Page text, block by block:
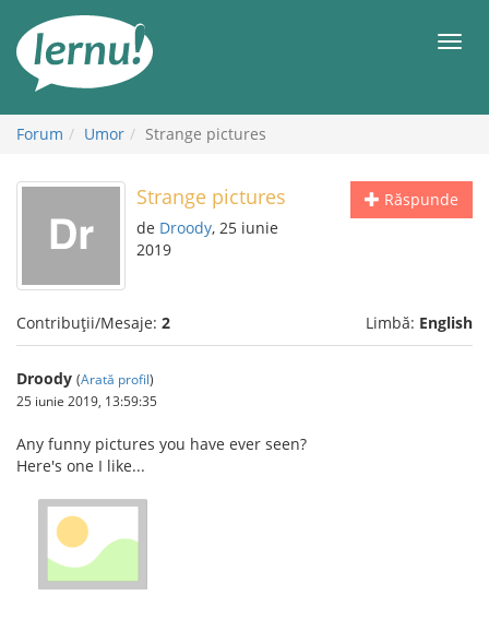
conținut
Forum Umor Strange pictures
Răspunde
Strange pictures
de Droody, 25 iunie
2019
Contribuții/Mesaje: 2 Limbă: English
Droody (Arată profil)
25 iunie 2019, 13:59:35
Any funny pictures you have ever seen?
Here's one I like...